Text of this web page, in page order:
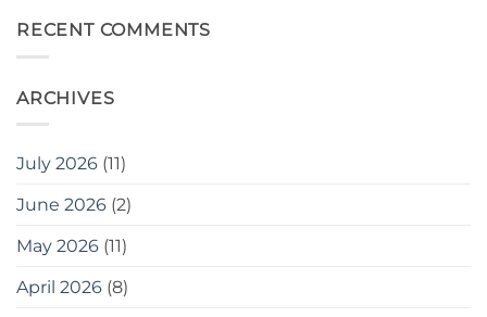
বাগান
RECENT COMMENTS
ARCHIVES
July 2026 (11)
June 2026 (2)
May 2026 (11)
April 2026 (8)